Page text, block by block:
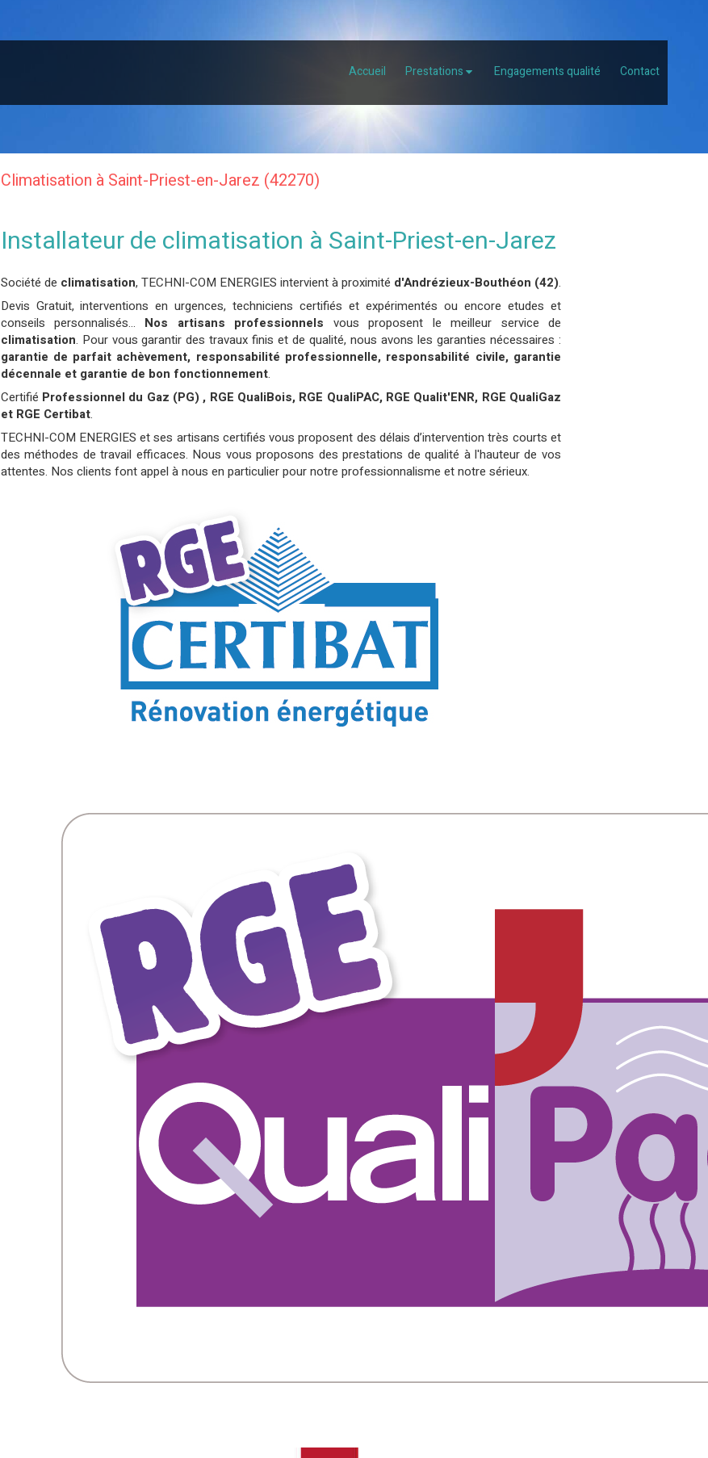
Accueil Prestations Engagements qualité Contact
Climatisation à Saint-Priest-en-Jarez (42270)
Installateur de climatisation à Saint-Priest-en-Jarez
Société de climatisation, TECHNI-COM ENERGIES intervient à proximité d'Andrézieux-Bouthéon (42).
Devis Gratuit, interventions en urgences, techniciens certifiés et expérimentés ou encore etudes et
conseils personnalisés... Nos artisans professionnels vous proposent le meilleur service de
climatisation. Pour vous garantir des travaux finis et de qualité, nous avons les garanties nécessaires :
garantie de parfait achèvement, responsabilité professionnelle, responsabilité civile, garantie
décennale et garantie de bon fonctionnement.
Certifié Professionnel du Gaz (PG) , RGE QualiBois, RGE QualiPAC, RGE Qualit'ENR, RGE QualiGaz
et RGE Certibat.
TECHNI-COM ENERGIES et ses artisans certifiés vous proposent des délais d’intervention très courts et
des méthodes de travail efficaces. Nous vous proposons des prestations de qualité à l'hauteur de vos
attentes. Nos clients font appel à nous en particulier pour notre professionnalisme et notre sérieux.